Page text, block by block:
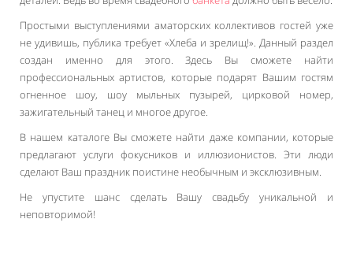
Простыми выступлениями аматорских коллективов гостей уже
не удивишь, публика требует «Хлеба и зрелищ!». Данный раздел
создан именно для этого. Здесь Вы сможете найти
профессиональных артистов, которые подарят Вашим гостям
огненное шоу, шоу мыльных пузырей, цирковой номер,
зажигательный танец и многое другое.
В нашем каталоге Вы сможете найти даже компании, которые
предлагают услуги фокусников и иллюзионистов. Эти люди
сделают Ваш праздник поистине необычным и эксклюзивным.
Не упустите шанс сделать Вашу свадьбу уникальной и
неповторимой!